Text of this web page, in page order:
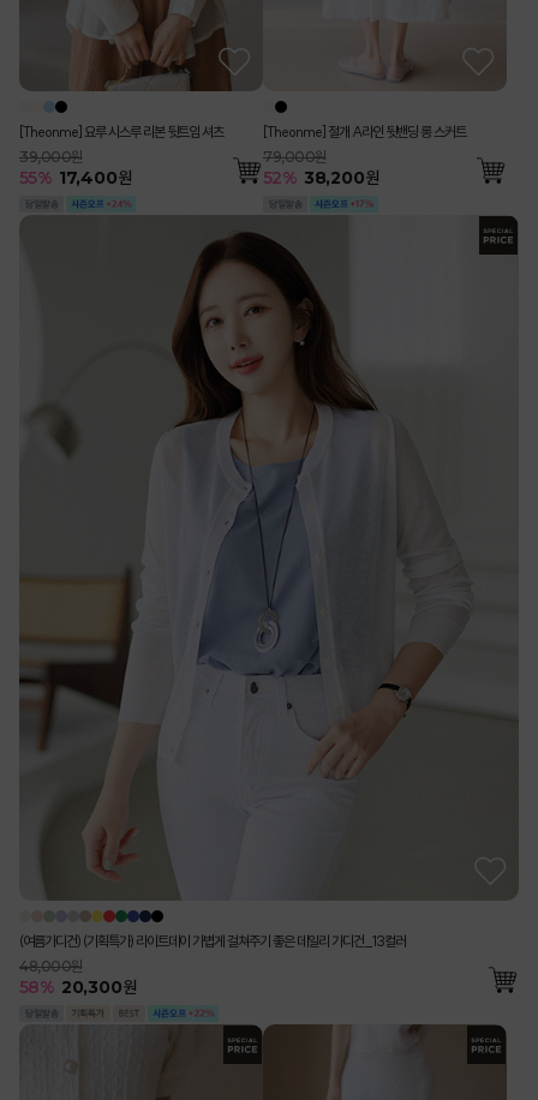
[Theonme] 요루 시스루 리본 뒷트임 셔츠
39,000원
55% 17,400원
[Theonme] 절개 A라인 뒷밴딩 롱 스커트
79,000원
52% 38,200원
(여름가디건) (기획특가) 라이트데이 가볍게 걸쳐주기 좋은 데일리 가디건_13컬러
48,000원
58% 20,300원